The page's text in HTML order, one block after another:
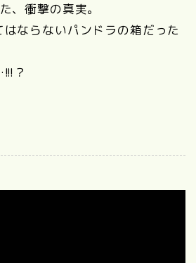
、衝撃の真実。
ならないパンドラの箱だった
？